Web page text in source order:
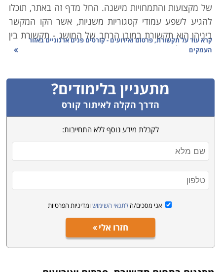
של מקצועות והתמחויות מישנה. החל מדף זה באתר, תוכלו
להגיע לשפע עמודי קטגוריות משניות, אשר הקו המקשר
ביניהן הוא תקשורת במובן הרחב של המושג - תקשורת בין
אנשים. לכאורה אין הרבה מן המשותף בין תחקירנות
רחוקות זו מזו; תחקירן אוסף מידע ייעודי ומלקט מקורות כדי
לממש מטרה תקשורתית המיועדת לקהל הרחב, ונדרש
לסייע בידי מי שמגיש אותה לציבור בסופו של דבר. מפיק
הארועים גם הוא מלקט כישורים ומיומנויות לקיים ערב
השקה למשל, אירוע שבמרכזו אינטראקציה בין הלקוח
לקהל רב, על מנת לקדם חשיפה והזדמנויות עסקיות. בשני
המקרים מדובר בהתנהלות שמטרתה יצירת מעורבות
ומודעות מצד הקהל, עבור מטרה ייעודית ובאמצעות
אינפורמציה שמשרתת אותה.
לאורך העמודים הבאים באתר תוכלו למצוא מספר קטגוריות
משנה בהן התמחויות על פי המפתח הבא:
קרא עוד עלתקשורת, פרסום ואירועים - קורסים פנים ארגוניים באזור
העמקים
מתעניין בלימודים?
הדרך הקלה לאיתור קורס
לקבלת מידע נוסף ללא התחייבות:
אני מסכים/ה לתנאי השימוש ומדיניות הפרטיות
חזרו אלי